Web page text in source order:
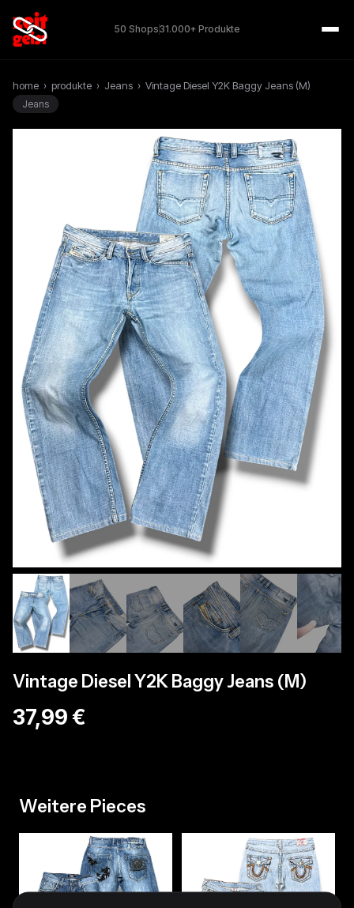
50 Shops31.000+ Produkte
home › produkte › Jeans › Vintage Diesel Y2K Baggy Jeans (M)
Jeans
Vintage Diesel Y2K Baggy Jeans (M)
37,99 €
Weitere Pieces